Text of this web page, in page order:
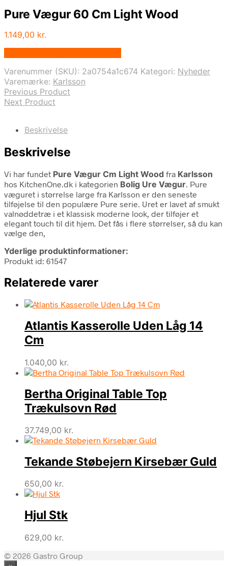
Pure Vægur 60 Cm Light Wood
1.149,00 kr.
Varenummer (SKU): 2a0754a1c674 Kategori: Nyheder
Varemærke: Karlsson
Previous Product
Next Product
Beskrivelse
Beskrivelse
Vi har fundet Pure Vægur Cm Light Wood fra Karlsson
hos KitchenOne.dk i kategorien Bolig Ure Vægur. Pure
væguret i størrelse large fra Karlsson er den seneste
tilføjelse til den populære Pure serie. Uret er lavet af smukt
valnøddetræ i et klassisk moderne look, der tilføjer et
elegant touch til dit hjem. Det fås i flere størrelser, så du kan
vælge den,
Yderlige produktinformationer:
Produkt id: 61547
Relaterede varer
Atlantis Kasserolle Uden Låg 14
Cm
1.040,00 kr.
Bertha Original Table Top
Trækulsovn Rød
37.749,00 kr.
Tekande Støbejern Kirsebær Guld
650,00 kr.
Hjul Stk
629,00 kr.
© 2026 Gastro Group